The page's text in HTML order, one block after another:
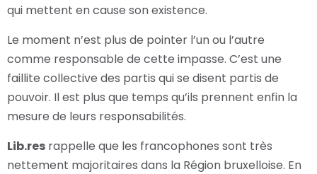
qui mettent en cause son existence.
Le moment n’est plus de pointer l’un ou l’autre
comme responsable de cette impasse. C’est une
faillite collective des partis qui se disent partis de
pouvoir. Il est plus que temps qu’ils prennent enfin la
mesure de leurs responsabilités.
Lib.res rappelle que les francophones sont très
nettement majoritaires dans la Région bruxelloise. En